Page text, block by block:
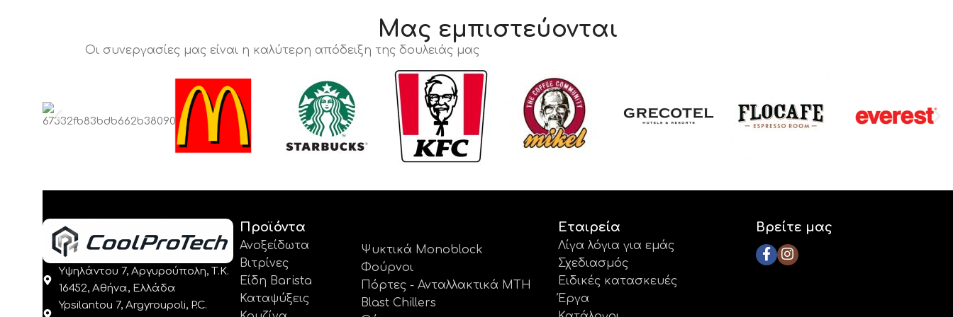
Μας εμπιστεύονται
Οι συνεργασίες μας είναι η καλύτερη απόδειξη της δουλειάς μας
Υψηλάντου 7, Αργυρούπολη, Τ.Κ.
16452, Αθήνα, Ελλάδα
Ypsilantou 7, Argyroupoli, P.C.
Προϊόντα
Ανοξείδωτα
Βιτρίνες
Είδη Barista
Καταψύξεις
Ψυκτικά Monoblock
Φούρνοι
Πόρτες - Ανταλλακτικά MTH
Blast Chillers
Εταιρεία
Λίγα λόγια για εμάς
Σχεδιασμός
Ειδικές κατασκευές
Έργα
Βρείτε μας